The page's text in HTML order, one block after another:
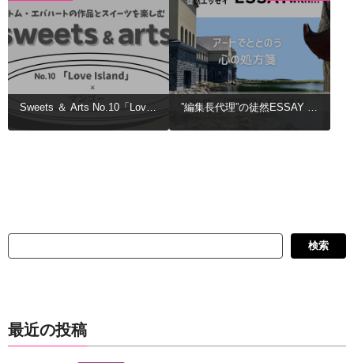
Sweets ＆ Arts No.10「Love
”編集長代理”の徒然ESSAY N
検
検索
最近の投稿